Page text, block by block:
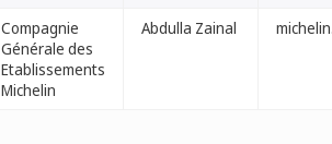
Compagnie
Générale des
Etablissements
Michelin
Abdulla Zainal